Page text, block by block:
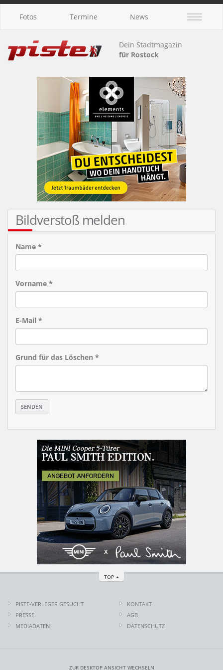
Fotos Termine News
Dein Stadtmagazin
für Rostock
Bildverstoß melden
Name *
Vorname *
E-Mail *
Grund für das Löschen *
TOP
PISTE-VERLEGER GESUCHT
PRESSE
MEDIADATEN
KONTAKT
AGB
DATENSCHUTZ
ZUR DESKTOP ANSICHT WECHSELN